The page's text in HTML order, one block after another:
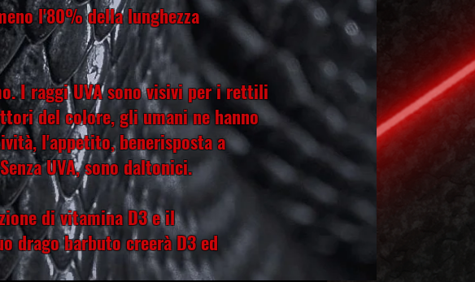
l'80% della lunghezza
I raggi UVA sono visivi per i rettili
del colore, gli umani ne hanno
l'appetito, benerisposta a
UVA, sono daltonici.
di vitamina D3 e il
drago barbuto creerà D3 ed